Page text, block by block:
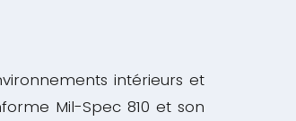
intérieurs et
Mil-Spec 810 et son